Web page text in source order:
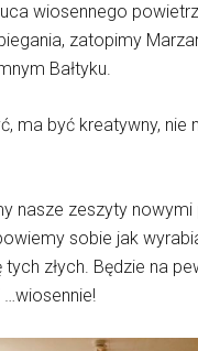
wiosennego
zatopimy
Bałtyku.
ma być kreatywny, nie
nasze zeszyty nowymi
sobie jak
złych. Będzie na